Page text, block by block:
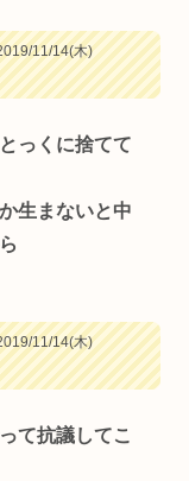
11/14(木)
っくに捨てて
生まないと中
11/14(木)
て抗議してこ